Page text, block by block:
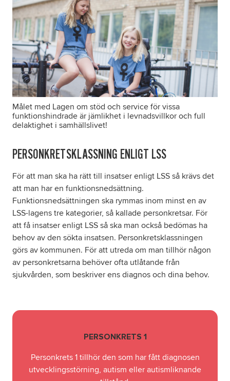
Målet med Lagen om stöd och service för vissa
funktionshindrade är jämlikhet i levnadsvillkor och full
delaktighet i samhällslivet!
PERSONKRETSKLASSNING ENLIGT LSS
För att man ska ha rätt till insatser enligt LSS så krävs det
att man har en funktionsnedsättning.
Funktionsnedsättningen ska rymmas inom minst en av
LSS-lagens tre kategorier, så kallade personkretsar. För
att få insatser enligt LSS så ska man också bedömas ha
behov av den sökta insatsen. Personkretsklassningen
görs av kommunen. För att utreda om man tillhör någon
av personkretsarna behöver ofta utlåtande från
sjukvården, som beskriver ens diagnos och dina behov.
PERSONKRETS 1
Personkrets 1 tillhör den som har fått diagnosen
utvecklingsstörning, autism eller autismliknande